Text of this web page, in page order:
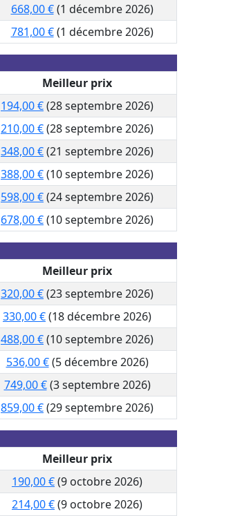
668,00 €(1 décembre 2026)
781,00 €(1 décembre 2026)
Meilleur prix
194,00 €(28 septembre 2026)
210,00 €(28 septembre 2026)
348,00 €(21 septembre 2026)
388,00 €(10 septembre 2026)
598,00 €(24 septembre 2026)
678,00 €(10 septembre 2026)
Meilleur prix
320,00 €(23 septembre 2026)
330,00 €(18 décembre 2026)
488,00 €(10 septembre 2026)
536,00 €(5 décembre 2026)
749,00 €(3 septembre 2026)
859,00 €(29 septembre 2026)
Meilleur prix
190,00 €(9 octobre 2026)
214,00 €(9 octobre 2026)